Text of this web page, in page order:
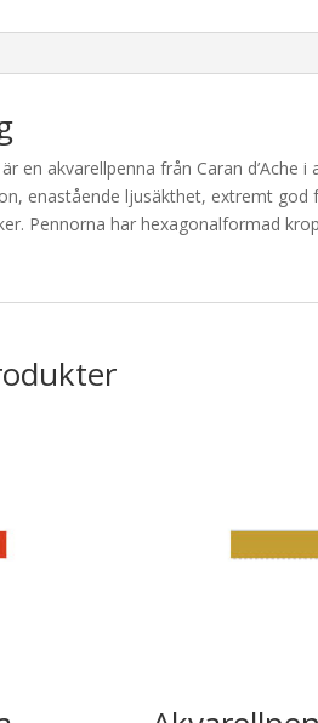
en akvarellpenna från Caran
enastående ljusäkthet, extremt
Pennorna har hexagonalformad